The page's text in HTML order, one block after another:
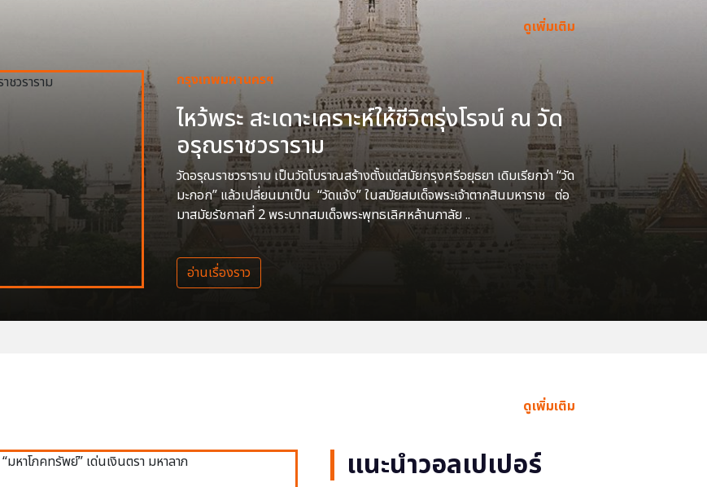
ดูเพิ่มเติม
กรุงเทพมหานครฯ
ไหว้พระ สะเดาะเคราะห์ให้ชีวิตรุ่งโรจน์ ณ วัด
อรุณราชวราราม
วัดอรุณราชวราราม เป็นวัดโบราณสร้างตั้งแต่สมัยกรุงศรีอยุธยา เดิมเรียกว่า “วัด
มะกอก” แล้วเปลี่ยนมาเป็น “วัดแจ้ง” ในสมัยสมเด็จพระเจ้าตากสินมหาราช ต่อ
มาสมัยรัชกาลที่ 2 พระบาทสมเด็จพระพุทธเลิศหล้านภาลัย ..
อ่านเรื่องราว
ดูเพิ่มเติม
แนะนำวอลเปเปอร์